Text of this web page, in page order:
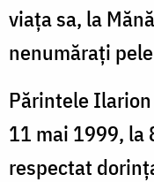
viața sa, la
nenumărați
Părintele
11 mai 1999, la
respectat